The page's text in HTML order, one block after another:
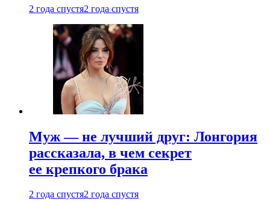
2 года спустя2 года спустя
Муж — не лучший друг: Лонгория
рассказала, в чем секрет
ее крепкого брака
2 года спустя2 года спустя